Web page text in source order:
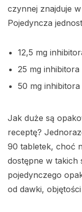
czynnej znajduje w
Pojedyncza
12,5 mg
25 mg inhibitora
50 mg inhibitora
Jak duże są
receptę?
90 tabletek, choć
dostępne w takich
pojedynczego
od dawki,